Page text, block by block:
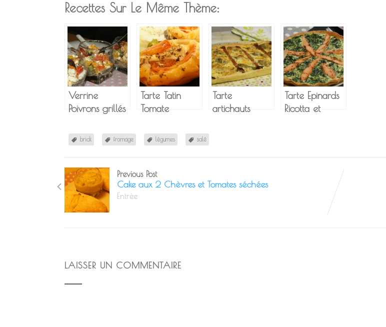
Recettes Sur Le Même Thème:
Verrine
Poivrons grillés
Tarte Tatin
Tomate
Tarte
artichauts
Tarte Epinards
Ricotta et
brick fromage légumes salé
Previous Post
Cake aux 2 Chèvres et Tomates séchées
Entrée
LAISSER UN COMMENTAIRE